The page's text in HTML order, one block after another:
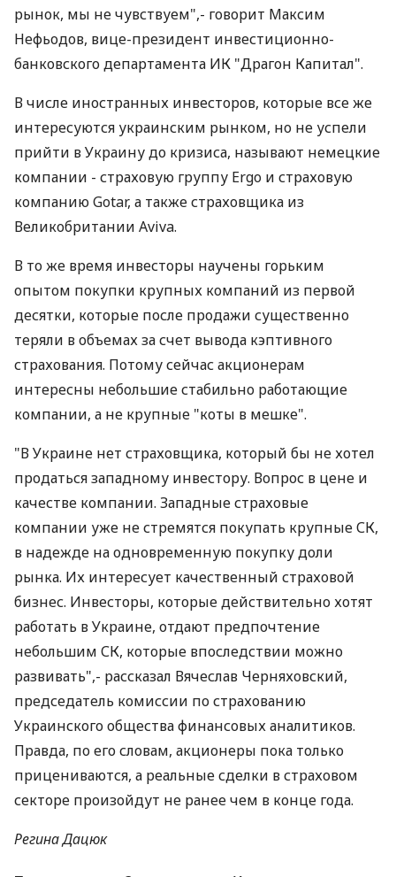
рынок, мы не чувствуем",- говорит Максим
Нефьодов, вице-президент инвестиционно-
банковского департамента ИК "Драгон Капитал".
В числе иностранных инвесторов, которые все же
интересуются украинским рынком, но не успели
прийти в Украину до кризиса, называют немецкие
компании - страховую группу Ergo и страховую
компанию Gotar, а также страховщика из
Великобритании Aviva.
В то же время инвесторы научены горьким
опытом покупки крупных компаний из первой
десятки, которые после продажи существенно
теряли в объемах за счет вывода кэптивного
страхования. Потому сейчас акционерам
интересны небольшие стабильно работающие
компании, а не крупные "коты в мешке".
"В Украине нет страховщика, который бы не хотел
продаться западному инвестору. Вопрос в цене и
качестве компании. Западные страховые
компании уже не стремятся покупать крупные СК,
в надежде на одновременную покупку доли
рынка. Их интересует качественный страховой
бизнес. Инвесторы, которые действительно хотят
работать в Украине, отдают предпочтение
небольшим СК, которые впоследствии можно
развивать",- рассказал Вячеслав Черняховский,
председатель комиссии по страхованию
Украинского общества финансовых аналитиков.
Правда, по его словам, акционеры пока только
прицениваются, а реальные сделки в страховом
секторе произойдут не ранее чем в конце года.
Регина Дацюк